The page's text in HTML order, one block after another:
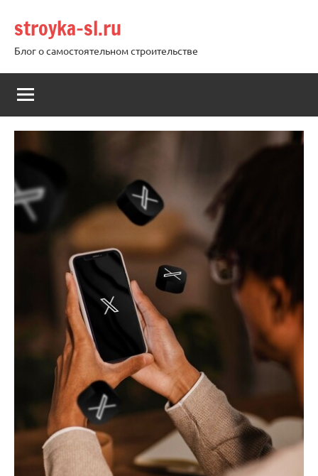
содержимому
stroyka-sl.ru
Блог о самостоятельном строительстве